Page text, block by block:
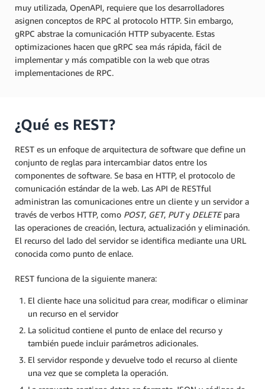
muy utilizada, OpenAPI, requiere que los desarrolladores
asignen conceptos de RPC al protocolo HTTP. Sin embargo,
gRPC abstrae la comunicación HTTP subyacente. Estas
optimizaciones hacen que gRPC sea más rápida, fácil de
implementar y más compatible con la web que otras
implementaciones de RPC.
¿Qué es REST?
REST es un enfoque de arquitectura de software que define un
conjunto de reglas para intercambiar datos entre los
componentes de software. Se basa en HTTP, el protocolo de
comunicación estándar de la web. Las API de RESTful
administran las comunicaciones entre un cliente y un servidor a
través de verbos HTTP, como POST, GET, PUTy DELETEpara
las operaciones de creación, lectura, actualización y eliminación.
El recurso del lado del servidor se identifica mediante una URL
conocida como punto de enlace.
REST funciona de la siguiente manera:
El cliente hace una solicitud para crear, modificar o eliminar
un recurso en el servidor
La solicitud contiene el punto de enlace del recurso y
también puede incluir parámetros adicionales.
El servidor responde y devuelve todo el recurso al cliente
una vez que se completa la operación.